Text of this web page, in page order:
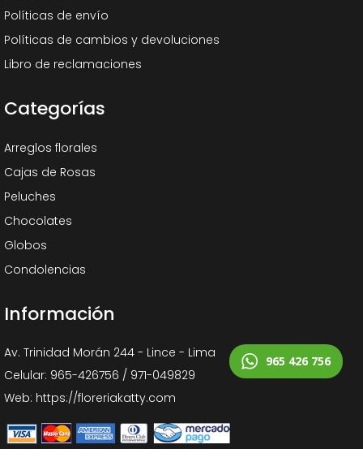
Políticas de envío
Políticas de cambios y devoluciones
Libro de reclamaciones
Categorías
Arreglos florales
Cajas de Rosas
Peluches
Chocolates
Globos
Condolencias
Información
Av. Trinidad Morán 244 - Lince - Lima
Celular: 965-426756 / 971-049829
Web: https://floreriakatty.com
965 426 756